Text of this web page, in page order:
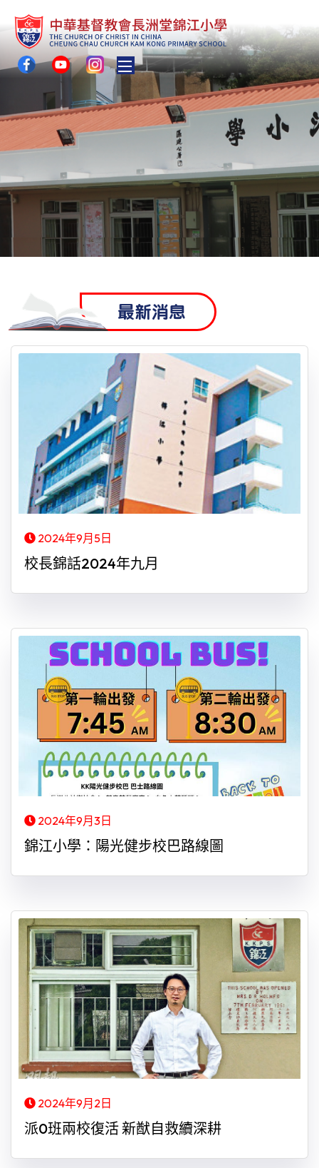
Toggle main menu visibility
最新消息
2024年9月5日
校長錦話2024年九月
2024年9月3日
錦江小學：陽光健步校巴路線圖
2024年9月2日
派0班兩校復活 新猷自救續深耕